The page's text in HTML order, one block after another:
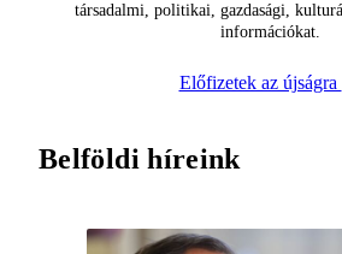
társadalmi, politikai, gazdasági,
információkat.
Előfizetek az újságra
Belföldi híreink